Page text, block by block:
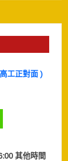
高工正對面 )
其他時間